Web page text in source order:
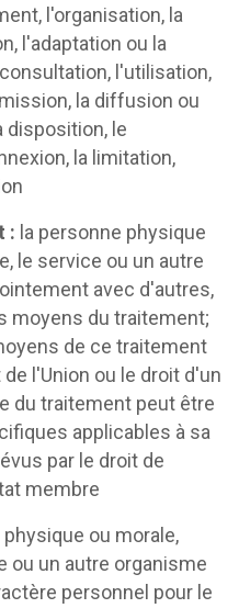
l'organisation, la
l'adaptation ou la
l'utilisation,
la diffusion ou
disposition, le
la limitation,
: la personne physique
le service ou un autre
avec d'autres,
moyens du traitement;
de ce traitement
l'Union ou le droit d'un
du traitement peut être
applicables à sa
par le droit de
membre
physique ou morale,
ou un autre organisme
personnel pour le